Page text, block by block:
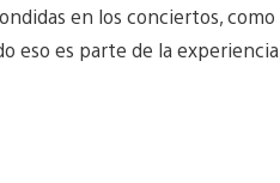
en los conciertos,
es parte de la